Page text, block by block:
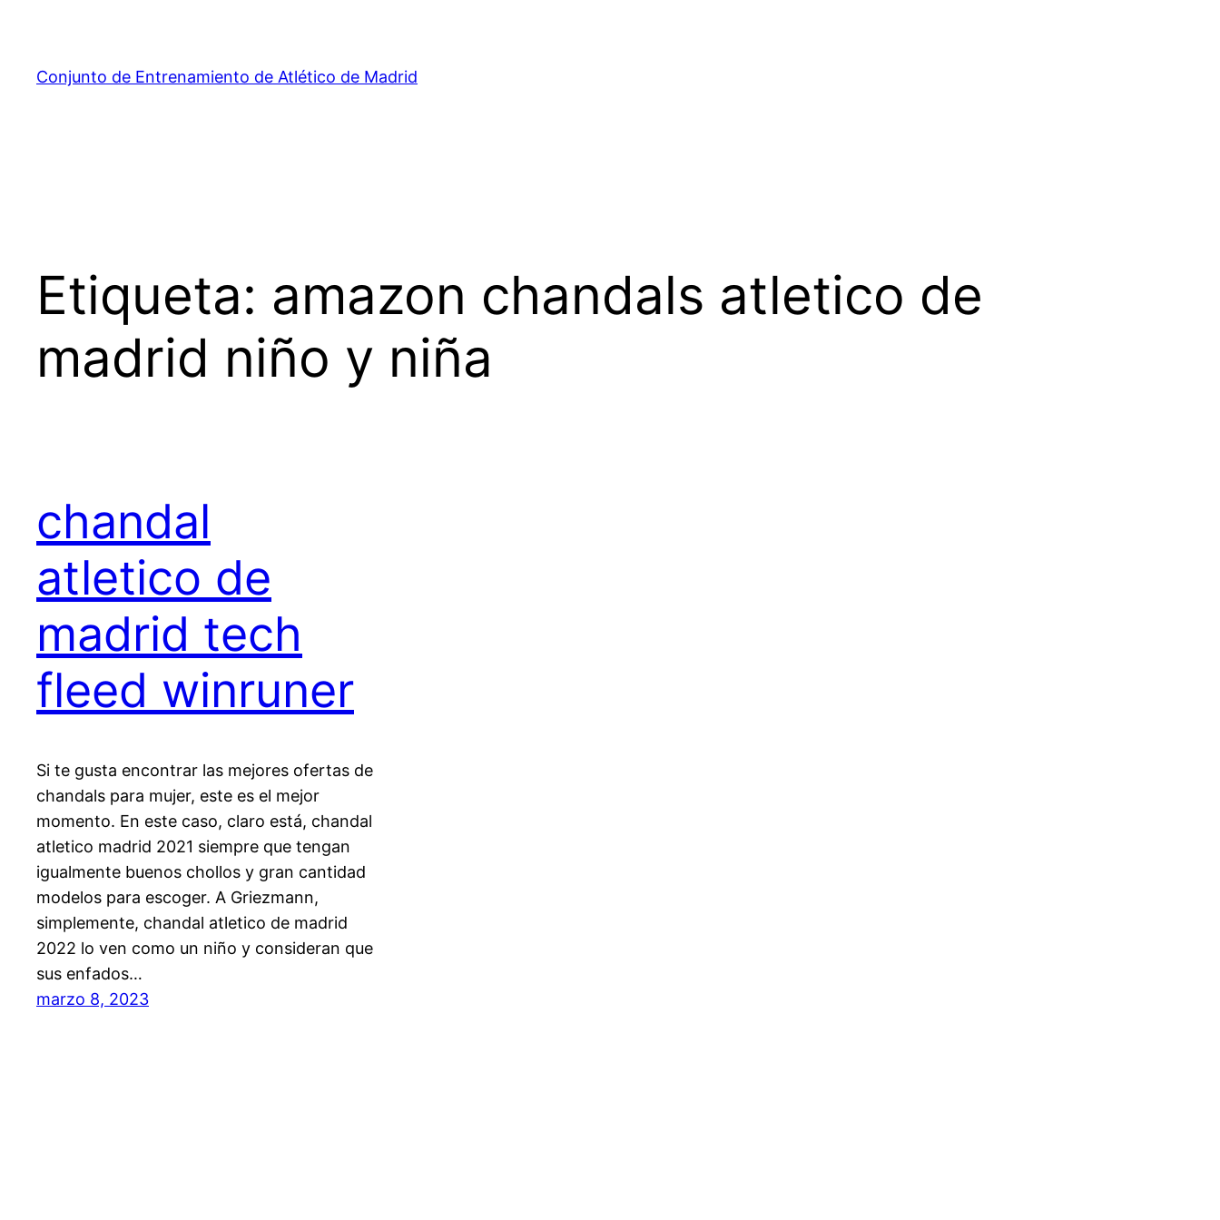
contenido
Conjunto de Entrenamiento de Atlético de Madrid
Etiqueta: amazon chandals atletico de
madrid niño y niña
chandal
atletico de
madrid tech
fleed winruner
Si te gusta encontrar las mejores ofertas de
chandals para mujer, este es el mejor
momento. En este caso, claro está, chandal
atletico madrid 2021 siempre que tengan
igualmente buenos chollos y gran cantidad
modelos para escoger. A Griezmann,
simplemente, chandal atletico de madrid
2022 lo ven como un niño y consideran que
sus enfados…
marzo 8, 2023